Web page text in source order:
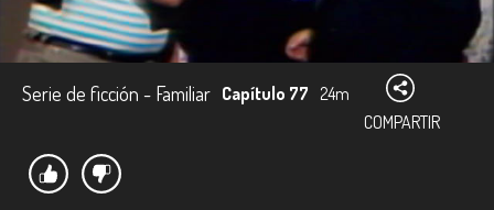
Serie de ficción - Familiar Capítulo 77 24m
COMPARTIR